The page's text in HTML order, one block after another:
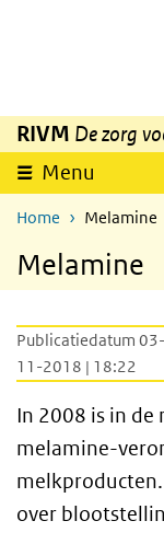
Overslaan en naar
RIVM De zorg
Menu
Home Melamine
Melamine
Publicatiedatum
11-2018 | 18:22
In 2008 is in de
melamine-
over